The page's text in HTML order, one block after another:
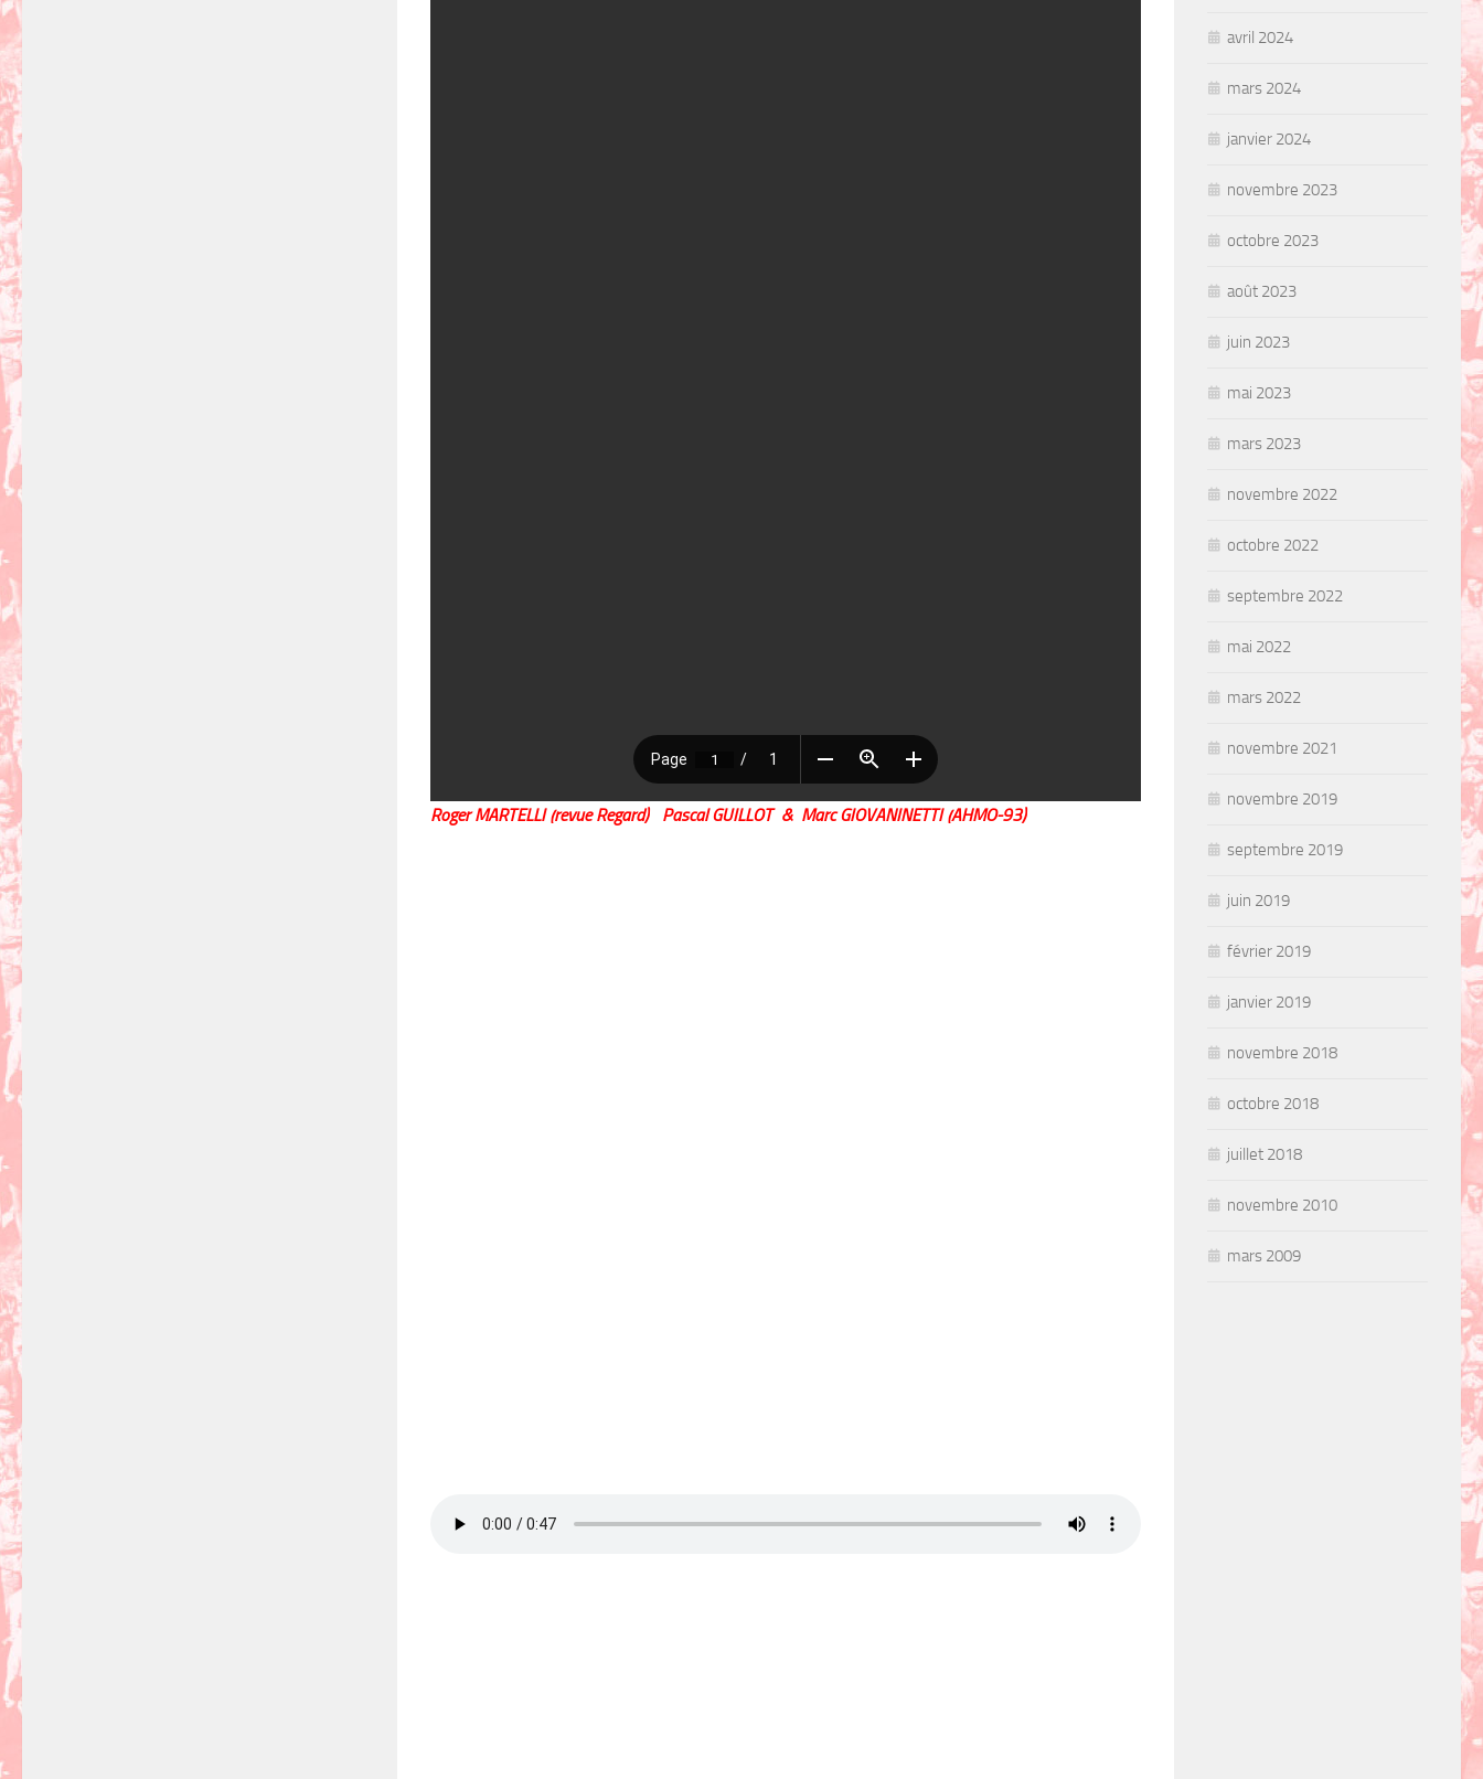
Roger MARTELLI (revue Regard) Pascal GUILLOT & Marc GIOVANINETTI (AHMO-93)
avril 2024
mars 2024
janvier 2024
novembre 2023
octobre 2023
août 2023
juin 2023
mai 2023
mars 2023
novembre 2022
octobre 2022
septembre 2022
mai 2022
mars 2022
novembre 2021
novembre 2019
septembre 2019
juin 2019
février 2019
janvier 2019
novembre 2018
octobre 2018
juillet 2018
novembre 2010
mars 2009